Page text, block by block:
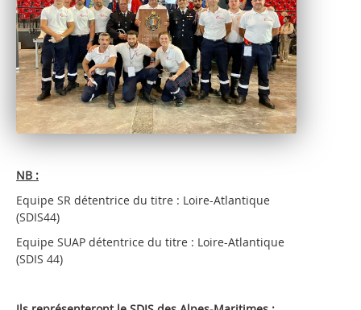
NB :
Equipe SR détentrice du titre : Loire-Atlantique
(SDIS44)
Equipe SUAP détentrice du titre : Loire-Atlantique
(SDIS 44)